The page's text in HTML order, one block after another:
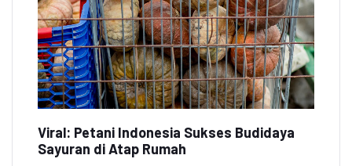
Viral: Petani Indonesia Sukses Budidaya
Sayuran di Atap Rumah